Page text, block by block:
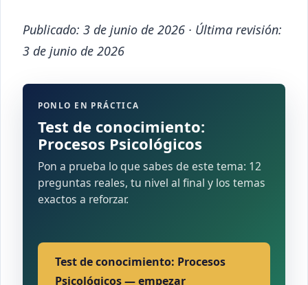
Publicado: 3 de junio de 2026 · Última revisión:
3 de junio de 2026
PONLO EN PRÁCTICA
Test de conocimiento:
Procesos Psicológicos
Pon a prueba lo que sabes de este tema: 12
preguntas reales, tu nivel al final y los temas
exactos a reforzar.
Test de conocimiento: Procesos
Psicológicos — empezar